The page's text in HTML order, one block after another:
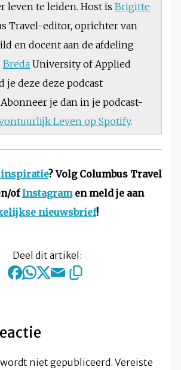
leven te leiden. Host is Brigitte
Travel-editor, oprichter van
en docent aan de afdeling
Breda University of Applied
je deze deze podcast
je dan in je podcast-
Leven op Spotify.
? Volg Columbus Travel
ofInstagramen meld je aan
nieuwsbrief!
Deel dit artikel:
niet gepubliceerd. Vereiste